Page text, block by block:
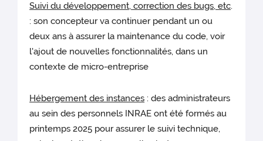
Suivi du développement, correction des bugs, etc.
: son concepteur va continuer pendant un ou
deux ans à assurer la maintenance du code, voir
l'ajout de nouvelles fonctionnalités, dans un
contexte de micro-entreprise
Hébergement des instances : des administrateurs
au sein des personnels INRAE ont été formés au
printemps 2025 pour assurer le suivi technique,